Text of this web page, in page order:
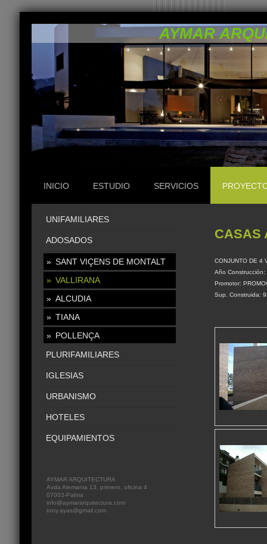
AYMAR
INICIO ESTUDIO SERVICIOS
CASAS
CONJUNTO DE 4
Año Construcción:
Promotor:
Sup. Construida:
UNIFAMILIARES
ADOSADOS
SANT VIÇENS DE MONTALT
VALLIRANA
ALCUDIA
TIANA
POLLENÇA
PLURIFAMILIARES
IGLESIAS
URBANISMO
HOTELES
EQUIPAMIENTOS
AYMAR ARQUITECTURA
Avda Alemania 13, primero, oficina 4
07003-Palma
info@aymararquitectura.com
tony.ayas@gmail.com